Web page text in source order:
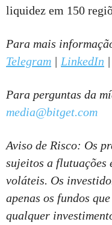
liquidez em 150
Para mais
Telegram | LinkedIn |
Para perguntas da
media@bitget.com
Aviso de Risco: Os
sujeitos a flutuações
voláteis. Os
apenas os fundos
qualquer